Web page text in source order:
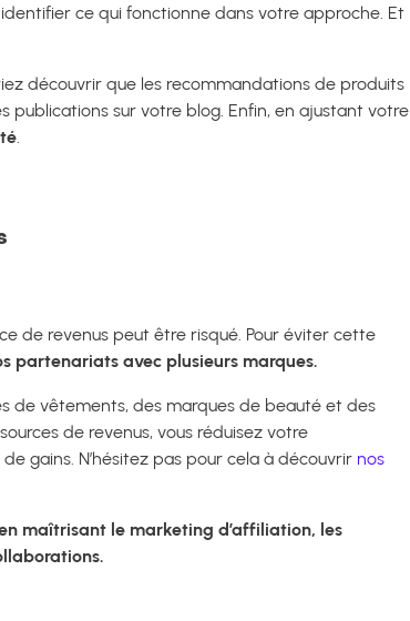
ce qui fonctionne dans votre approche. Et
découvrir que les recommandations de produits
publications sur votre blog. Enfin, en ajustant votre
de revenus peut être risqué. Pour éviter cette
partenariats avec plusieurs marques.
de vêtements, des marques de beauté et des
de revenus, vous réduisez votre
gains. N’hésitez pas pour cela à découvrir nos
maîtrisant le marketing d’affiliation, les